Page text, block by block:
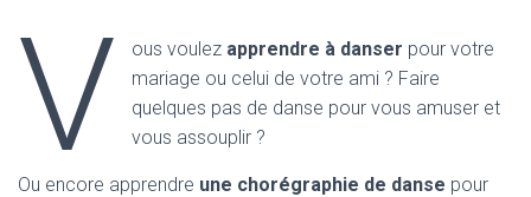
V ous voulez apprendre à danser pour votre
mariage ou celui de votre ami ? Faire
quelques pas de danse pour vous amuser et
vous assouplir ?
Ou encore apprendre une chorégraphie de danse pour